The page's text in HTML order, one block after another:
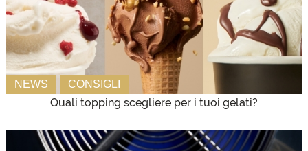
NEWS CONSIGLI
Quali topping scegliere per i tuoi gelati?